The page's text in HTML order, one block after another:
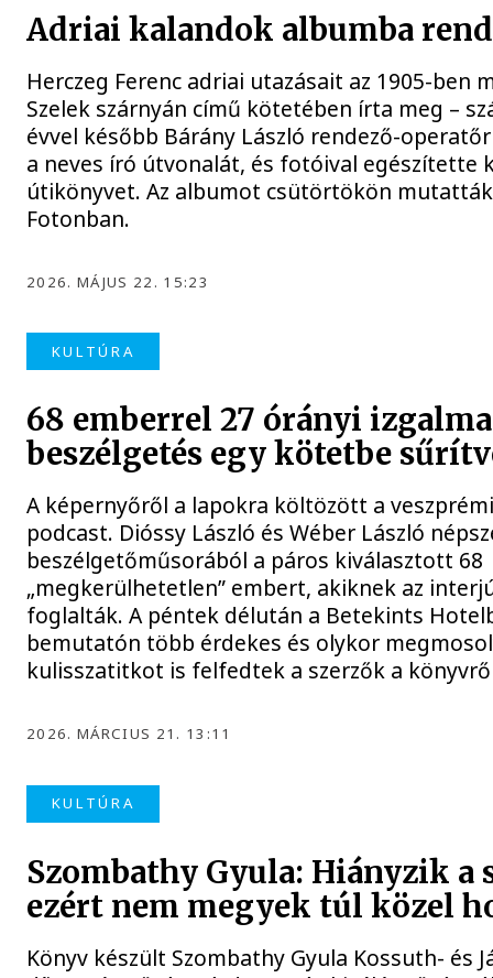
Adriai kalandok albumba
Herczeg Ferenc adriai utazásait az 1905-ben
Szelek szárnyán című kötetében írta meg –
évvel később Bárány László rendező-
a neves író útvonalát, és fotóival egészítette
útikönyvet. Az albumot csütörtökön
Fotonban.
2026. MÁJUS 22. 15:23
KULTÚRA
68 emberrel 27 órányi
beszélgetés egy kötetbe
A képernyőről a lapokra költözött a
podcast. Dióssy László és Wéber László
beszélgetőműsorából a páros kiválasztott 68
„megkerülhetetlen” embert, akiknek az
foglalták. A péntek délután a Betekints
bemutatón több érdekes és olykor
kulisszatitkot is felfedtek a szerzők a
2026. MÁRCIUS 21. 13:11
KULTÚRA
Szombathy Gyula: Hiányzik a
ezért nem megyek túl közel
Könyv készült Szombathy Gyula Kossuth- és